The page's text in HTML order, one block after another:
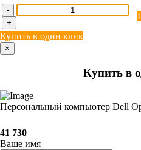
-
+
Купить в один клик
×
Купить в
Персональный компьютер Dell
41 730
Ваше имя